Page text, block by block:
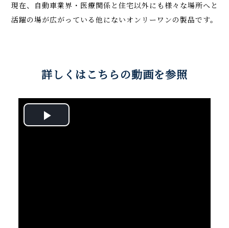
現在、自動車業界・医療関係と住宅以外にも様々な場所へと
活躍の場が広がっている他にないオンリーワンの製品です。
詳しくはこちらの動画を参照
Play